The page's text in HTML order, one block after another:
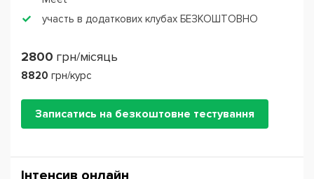
участь в додаткових клубах БЕЗКОШТОВНО
2800 грн/місяць
8820 грн/курс
Записатись на безкоштовне тестування